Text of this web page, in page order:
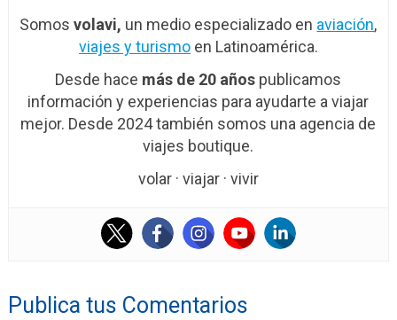
Somosvolavi, un medio especializado en aviación,
viajes y turismoen Latinoamérica.
Desde hace más de 20 años publicamos
información y experiencias para ayudarte a viajar
mejor. Desde 2024 también somos una agencia de
viajes boutique.
volar · viajar · vivir
Publica tus Comentarios